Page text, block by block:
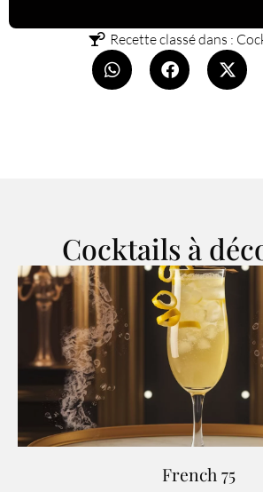
Recette classé dans :
Cocktails à
French 75